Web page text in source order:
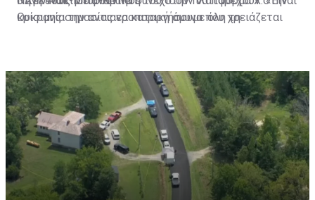
κρίσιμης σημασίας να καταργήσουμε όλη τη
Ουκρανία την αντιαεροπορική άμυνα που χρειάζεται